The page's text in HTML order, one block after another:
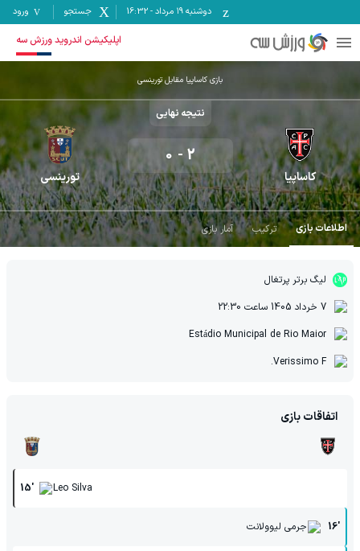
دوشنبه ۱۹ مرداد -
16:32 جستجو ورود
اپلیکیشن اندروید ورزش سه
بازی کاساپیا مقابل تورینسی
نتیجه نهایی
کاساپیا
2
-
0
تورینسی
اطلاعات بازی ترکیب آمار بازی
لیگ برتر پرتغال
7 خرداد 1405
ساعت 22:30
Estádio Municipal de Rio Maior
Verissimo F.
اتفاقات بازی
15' Leo Silva
16' جرمی لیوولانت